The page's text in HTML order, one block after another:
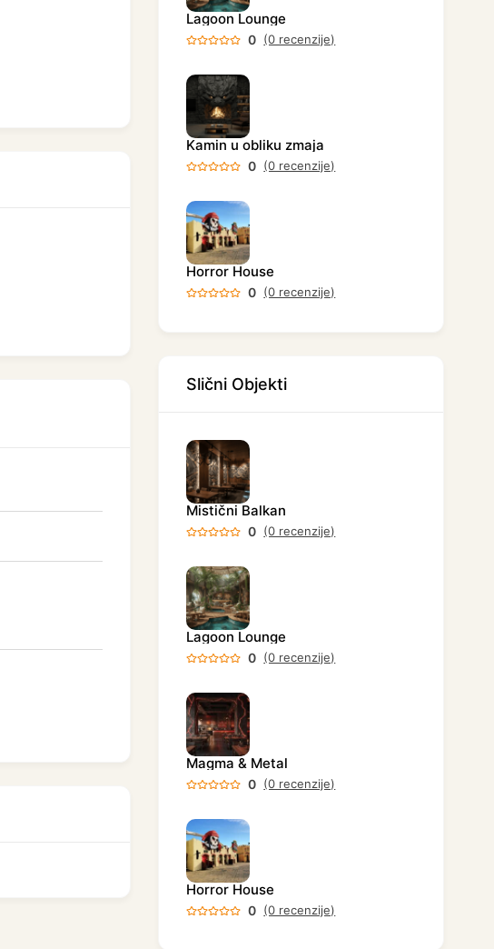
Lagoon Lounge
0 (0 recenzije)
Kamin u obliku zmaja
0 (0 recenzije)
Horror House
0 (0 recenzije)
Slični Objekti
Mistični Balkan
0 (0 recenzije)
Lagoon Lounge
0 (0 recenzije)
Magma & Metal
0 (0 recenzije)
Horror House
0 (0 recenzije)